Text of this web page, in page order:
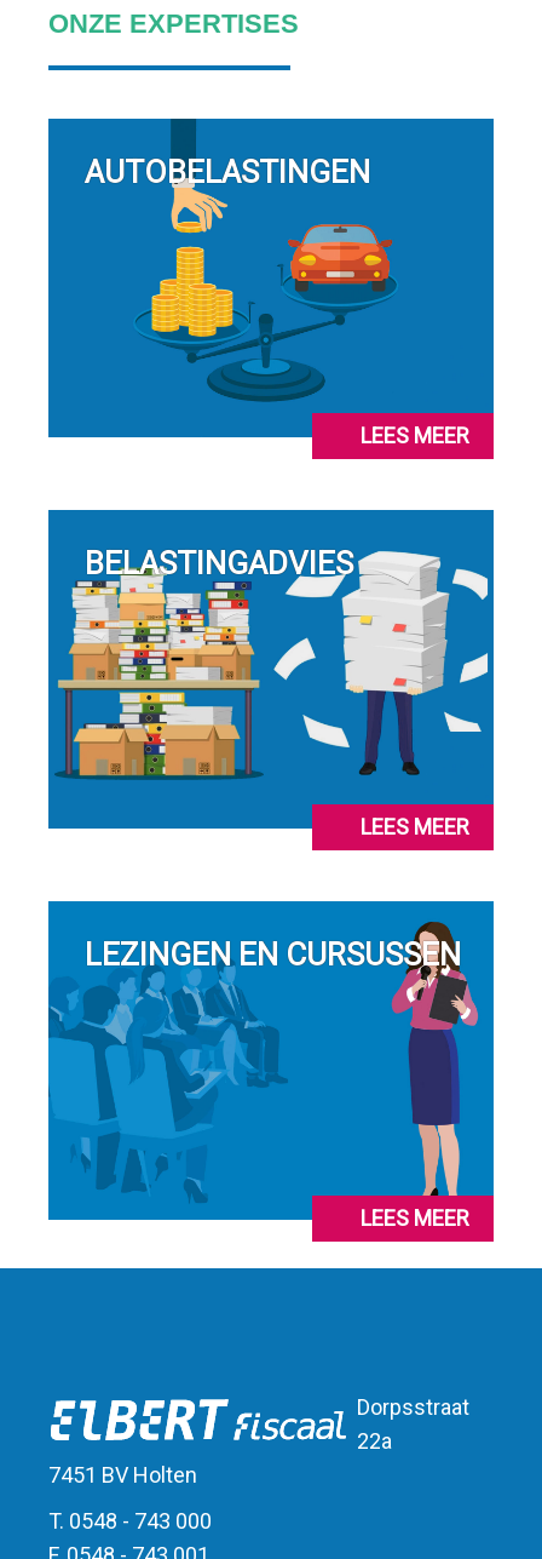
ONZE EXPERTISES
AUTOBELASTINGEN
LEES MEER
BELASTINGADVIES
LEES MEER
LEZINGEN EN CURSUSSEN
LEES MEER
Dorpsstraat
22a
7451 BV Holten
T. 0548 - 743 000